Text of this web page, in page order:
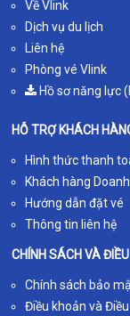
Về Vlink
Dịch vụ du lịch
Liên hệ
Phòng vé Vlink
Hồ sơ năng lực
HỖ TRỢ KHÁCH
Hình thức thanh
Khách hàng
Hướng dẫn đặt vé
Thông tin liên hệ
CHÍNH SÁCH VÀ
Chính sách bảo
Điều khoản và